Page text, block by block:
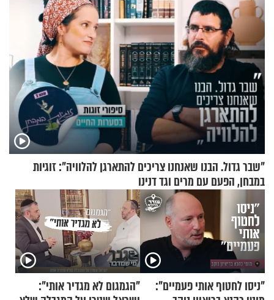
"שבר גדול. הבנו שאנחנו צריכים להתארגן להלוויה": זוגיות
במבחן, הפעם עם מרים וגד דנינו
"ניסו לחטוף אותי פעמיים":
"הגמגום לא מגדיר אותי":